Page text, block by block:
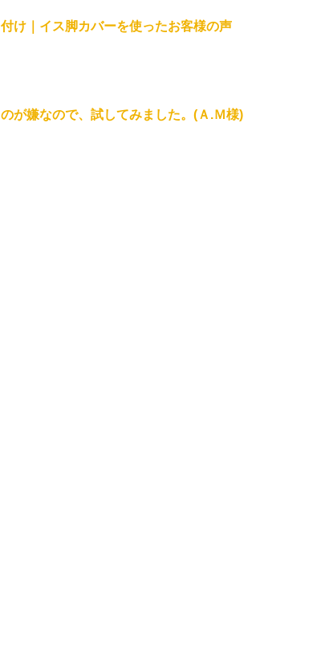
け｜イス脚カバーを使ったお客様の声
が嫌なので、試してみました。(Ａ.Ｍ様)